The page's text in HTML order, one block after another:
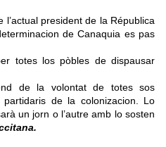
president de la Républica
de Canaquia es pas
totes los pòbles de dispausar
de la volontat de totes sos
de la colonizacion. Lo
un jorn o l’autre amb lo sosten